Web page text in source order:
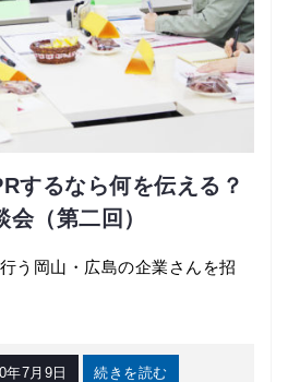
するなら何を伝える？
会（第二回）
う岡山・広島の企業さんを招
年7月9日 続きを読む